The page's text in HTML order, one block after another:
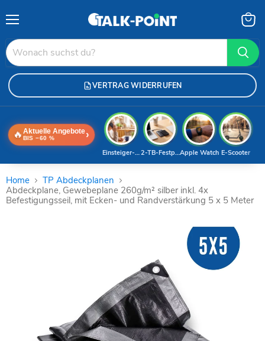
VERTRAG WIDERRUFEN
🔥 Aktuelle Angebote
BIS −60 % ›
E-Scooter
Apple Watch
2-TB-Festplatte
Einsteiger-Handy
Home
TP Abdeckplanen
Abdeckplane, Gewebeplane 260g/m² silber inkl. 4x
Befestigungsseil, mit Ecken- und Randverstärkung 5 x 5 Meter